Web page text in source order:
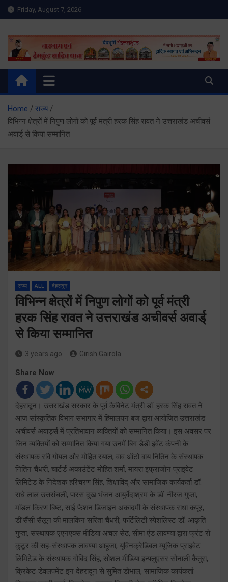
Skip
to
Friday, August 7, 2026
Meru Raibar | Uttarakhand
News | Uttarkashi News
meruraibar.com
Home
राज्य
विभिन्न क्षेत्रों में निपुण लोगों को पूर्व मंत्री हरक सिंह रावत ने उत्तराखंड अचीवर्स
अवार्ड् से किया सम्मानित
राज्य ALL देहरादून
विभिन्न क्षेत्रों में निपुण लोगों को पूर्व मंत्री
हरक सिंह रावत ने उत्तराखंड अचीवर्स अवार्ड्
से किया सम्मानित
3 years ago Girish Gairola
Share Now
देहरादून। उत्तराखंड सरकार के पूर्व कैबिनेट मंत्री डॉ. हरक सिंह रावत ने
आज सांस्कृतिक विभाग सभागार में हिमालयन बज द्वारा आयोजित उत्तराखंड
अचीवर्स अवार्ड्स में प्रतिभावान व्यक्तियों को सम्मानित किया। इस अवसर पर
जिन व्यक्तियों को सम्मानित किया गया उनमें बिग डैडी इवेंट कंपनी के
संस्थापक रवि गोयल और मोहित रयाल, वाव ऑटो बाय नितिन के संस्थापक
नितिन चैधरी, चार्टर्ड अकाउंटेंट मोहित शर्मा, मायरा इंफ्राजोन प्राइवेट
लिमिटेड के निदेशक हरिचरण सिंह, शिक्षाविद् और सामाजिक कार्यकर्ता डॉ.
राधे लाल उत्तरांचली, पारस दुख भंजन आयुर्वेदाश्रम के डॉ. नीरज गुप्ता,
मॉडल किरण बिष्ट, साई फैशन डिजाइन अकादमी के संस्थापक राधा कपूर,
डी’सैंसी सैलून की मालकिन सरिता चैधरी, फर्टिलिटी स्पेशलिस्ट डॉ. आकृति
गुप्ता, संस्थापक एएनएक्स मीडिया अचल सेठ, सीमा एंड लावण्या द्वारा फ्रंट रो
कुटूर की सह-संस्थापक लावण्या आहूजा, यूविनक्रेडिबल म्यूजिक प्राइवेट
लिमिटेड के संस्थापक गोबिंद सिंह, सोशल मीडिया इन्फ्लुएंसर सोनाली कैंतुरा,
क्रिकेट डेवलपमेंट इन देहरादून से सुमित डोभाल, सामाजिक कार्यकर्ता